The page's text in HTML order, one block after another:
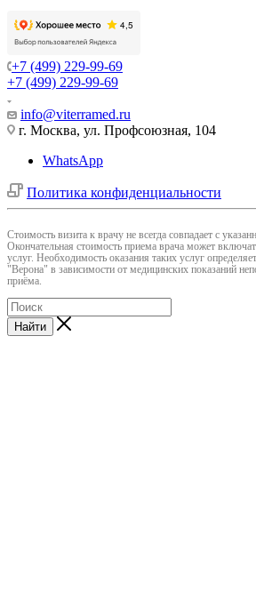
+7 (499) 229-99-69
+7 (499) 229-99-69
info@viterramed.ru
г. Москва, ул. Профсоюзная, 104
WhatsApp
Политика конфиденциальности
Cтоимость визита к врачу не всегда совпадает с
Окончательная стоимость приема врача может
услуг. Необходимость оказания таких услуг
"Верона" в зависимости от медицинских показаний
приёма.
Найти